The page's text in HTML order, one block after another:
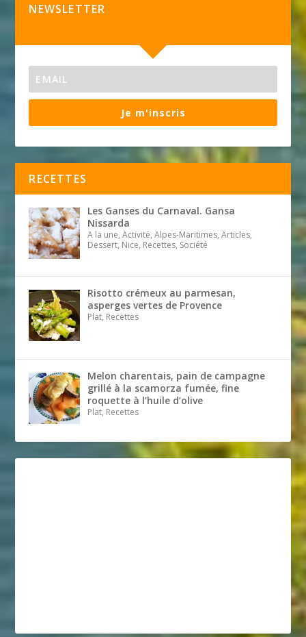
NEWSLETTER
Je m'inscris
RECETTES
Les Ganses du Carnaval. Gansa
Nissarda
A la une, Activité, Alpes-Maritimes, Articles,
Dessert, Nice, Recettes, Société
Risotto crémeux au parmesan,
asperges vertes de Provence
Plat, Recettes
Melon charentais, pain de campagne
grillé à la scamorza fumée, fine
roquette à l’huile d’olive
Plat, Recettes